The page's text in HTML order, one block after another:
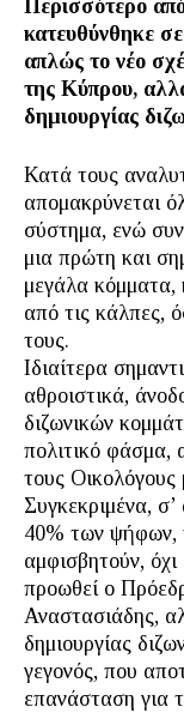
Περισσότερο
κατευθύνθηκε
απλώς το νέο
της Κύπρου,
δημιουργίας
Κατά τους
απομακρύνεται
σύστημα, ενώ
μια πρώτη και
μεγάλα κόμματα,
από τις κάλπες,
τους.
Ιδιαίτερα
αθροιστικά,
διζωνικών
πολιτικό φάσμα,
τους
Συγκεκριμένα,
40% των ψήφων,
αμφισβητούν,
προωθεί ο
Αναστασιάδης,
δημιουργίας
γεγονός, που
επανάσταση για